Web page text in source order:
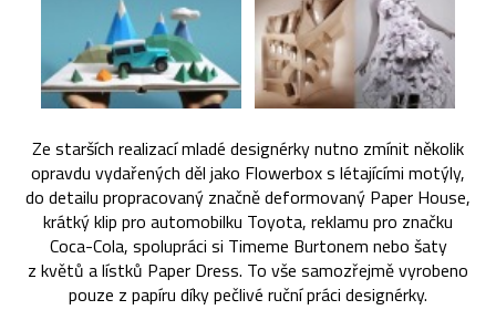
Ze starších realizací mladé designérky nutno zmínit několik
opravdu vydařených děl jako Flowerbox s létajícími motýly,
do detailu propracovaný značně deformovaný Paper House,
krátký klip pro automobilku Toyota, reklamu pro značku
Coca-Cola, spolupráci si Timeme Burtonem nebo šaty
z květů a lístků Paper Dress. To vše samozřejmě vyrobeno
pouze z papíru díky pečlivé ruční práci designérky.